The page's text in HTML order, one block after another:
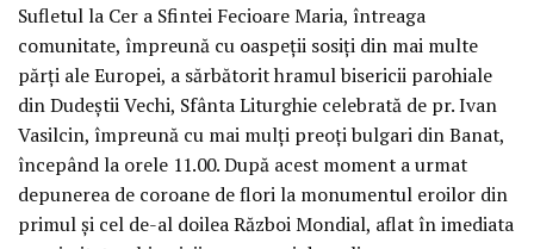
Sufletul la Cer a Sfintei Fecioare Maria, întreaga
comunitate, împreună cu oaspeţii sosiţi din mai multe
părţi ale Europei, a sărbătorit hramul bisericii parohiale
din Dudeştii Vechi, Sfânta Liturghie celebrată de pr. Ivan
Vasilcin, împreună cu mai mulţi preoţi bulgari din Banat,
începând la orele 11.00. După acest moment a urmat
depunerea de coroane de flori la monumentul eroilor din
primul şi cel de-al doilea Război Mondial, aflat în imediata